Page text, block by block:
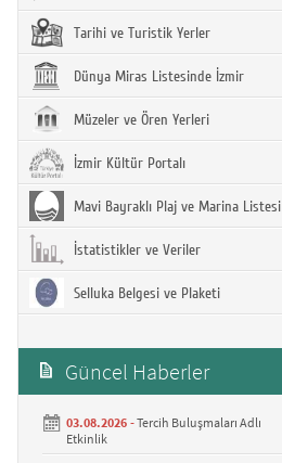
Tarihi ve Turistik Yerler
Dünya Miras Listesinde İzmir
Müzeler ve Ören Yerleri
İzmir Kültür Portalı
Mavi Bayraklı Plaj ve Marina Listesi
İstatistikler ve Veriler
Selluka Belgesi ve Plaketi
Güncel Haberler
03.08.2026 -Tercih Buluşmaları Adlı
Etkinlik